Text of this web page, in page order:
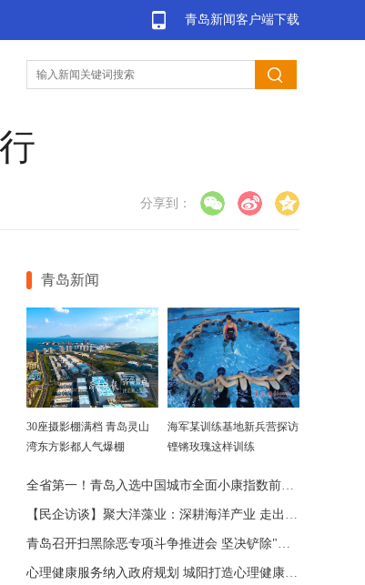
青岛新闻客户端下载
分享到：
青岛新闻
30座摄影棚满档 青岛灵山
湾东方影都人气爆棚
海军某训练基地新兵营探访
铿锵玫瑰这样训练
全省第一！青岛入选中国城市全面小康指数前100名
【民企访谈】聚大洋藻业：深耕海洋产业 走出国门赚钱
青岛召开扫黑除恶专项斗争推进会 坚决铲除"保护伞"
心理健康服务纳入政府规划 城阳打造心理健康产业基地